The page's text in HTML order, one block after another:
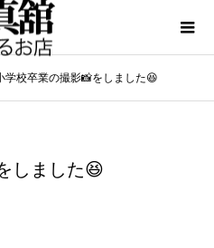
学校卒業の撮影📸をしました😆
しました😆